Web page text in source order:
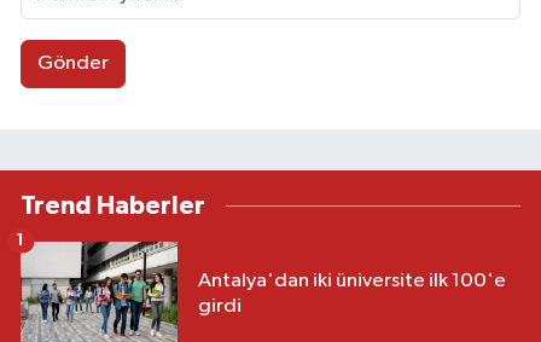
Gönder
Trend Haberler
Antalya'dan iki üniversite ilk 100'e
girdi
1